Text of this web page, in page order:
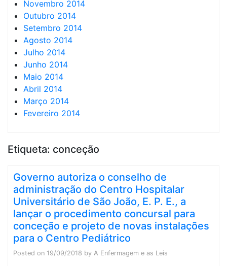
Novembro 2014
Outubro 2014
Setembro 2014
Agosto 2014
Julho 2014
Junho 2014
Maio 2014
Abril 2014
Março 2014
Fevereiro 2014
Etiqueta: conceção
Governo autoriza o conselho de
administração do Centro Hospitalar
Universitário de São João, E. P. E., a
lançar o procedimento concursal para
conceção e projeto de novas instalações
para o Centro Pediátrico
Posted on 19/09/2018 by A Enfermagem e as Leis